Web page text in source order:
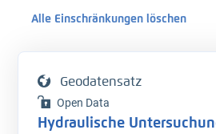
Alle Einschränkungen löschen
Geodatensatz
Open Data
Hydraulische